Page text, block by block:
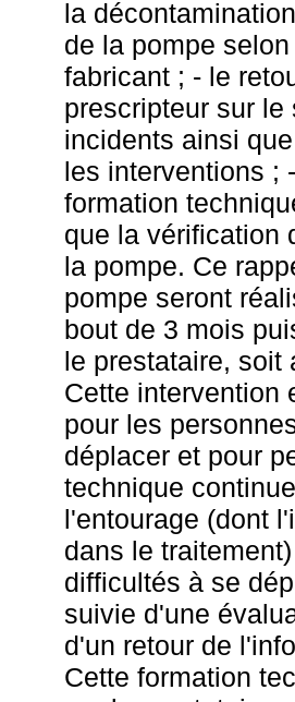
la
de la pompe
fabricant ; - le
prescripteur sur
incidents ainsi
les interventions ;
formation
que la vérification
la pompe. Ce
pompe seront
bout de 3 mois
le prestataire, soit
Cette intervention
pour les
déplacer et pour
technique
l'entourage (dont
dans le
difficultés à se
suivie d'une
d'un retour de
Cette formation